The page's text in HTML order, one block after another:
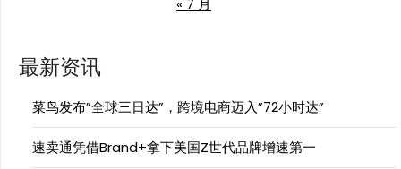
« 7 月
最新资讯
菜鸟发布”全球三日达”，跨境电商迈入”72小时达”
速卖通凭借Brand+拿下美国Z世代品牌增速第一